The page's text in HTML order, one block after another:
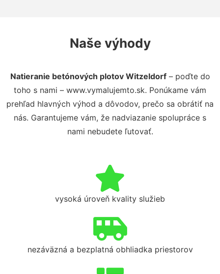
Naše výhody
Natieranie betónových plotov Witzeldorf– poďte do
toho s nami – www.vymalujemto.sk. Ponúkame vám
prehľad hlavných výhod a dôvodov, prečo sa obrátiť na
nás. Garantujeme vám, že nadviazanie spolupráce s
nami nebudete ľutovať.
vysoká úroveň kvality služieb
nezáväzná a bezplatná obhliadka priestorov